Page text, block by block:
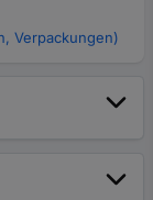
Verpackungen)